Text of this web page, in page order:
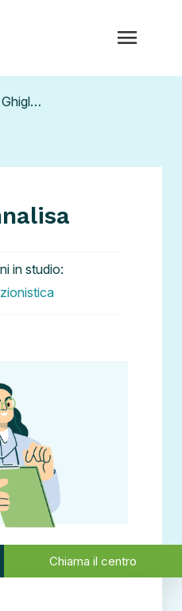
menu
Ghiglia Annalisa
in studio:
Chiama il centro